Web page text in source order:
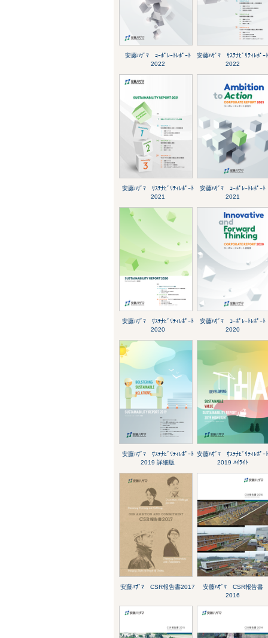
安藤ﾊｻﾞﾏ ｺｰﾎﾟﾚｰﾄﾚﾎﾟｰﾄ
2022
安藤ﾊｻﾞﾏ ｻｽﾃﾅﾋﾞﾘﾃｨﾚﾎﾟｰ
2022
安藤ﾊｻﾞﾏ ｻｽﾃﾅﾋﾞﾘﾃｨﾚﾎﾟｰﾄ
2021
安藤ﾊｻﾞﾏ ｺｰﾎﾟﾚｰﾄﾚﾎﾟｰﾄ
2021
安藤ﾊｻﾞﾏ ｻｽﾃﾅﾋﾞﾘﾃｨﾚﾎﾟｰﾄ
2020
安藤ﾊｻﾞﾏ ｺｰﾎﾟﾚｰﾄﾚﾎﾟｰﾄ
2020
安藤ﾊｻﾞﾏ ｻｽﾃﾅﾋﾞﾘﾃｨﾚﾎﾟｰﾄ
2019 詳細版
安藤ﾊｻﾞﾏ ｻｽﾃﾅﾋﾞﾘﾃｨﾚﾎﾟｰ
2019 ﾊｲﾗｲﾄ
安藤ﾊｻﾞﾏ CSR報告書2017
安藤ﾊｻﾞﾏ CSR報告書
2016